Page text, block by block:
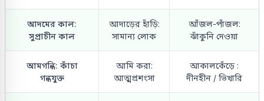
আদমের কাল:
সুপ্রাচীন কাল
আদাড়ের হাঁড়ি:
সামান্য লোক
আঁজল-পাঁজল:
ঝাঁকুনি দেওয়া
আমগন্ধি: কাঁচা
গন্ধযুক্ত
আমি করা:
আত্মপ্রশংসা
আকালকেঁড়ে :
দীনহীন / ভিখারি